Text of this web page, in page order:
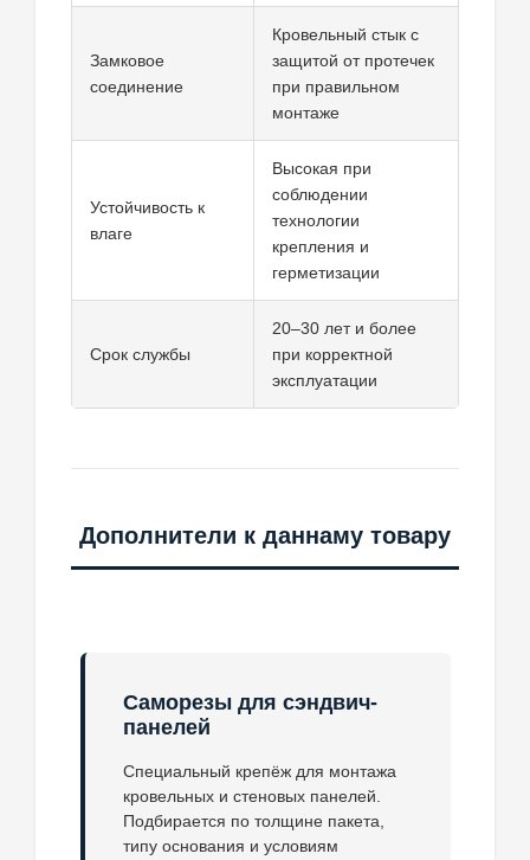
Замковое
соединение
Кровельный стык с
защитой от протечек
при правильном
монтаже
Устойчивость к
влаге
Высокая при
соблюдении
технологии
крепления и
герметизации
Срок службы
20–30 лет и более
при корректной
эксплуатации
Дополнители к даннаму товару
Саморезы для сэндвич-
панелей
Специальный крепёж для монтажа
кровельных и стеновых панелей.
Подбирается по толщине пакета,
типу основания и условиям